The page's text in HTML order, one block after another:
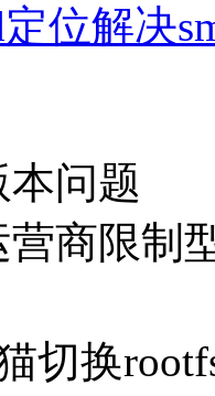
位解决
本问题
营商限制
切换